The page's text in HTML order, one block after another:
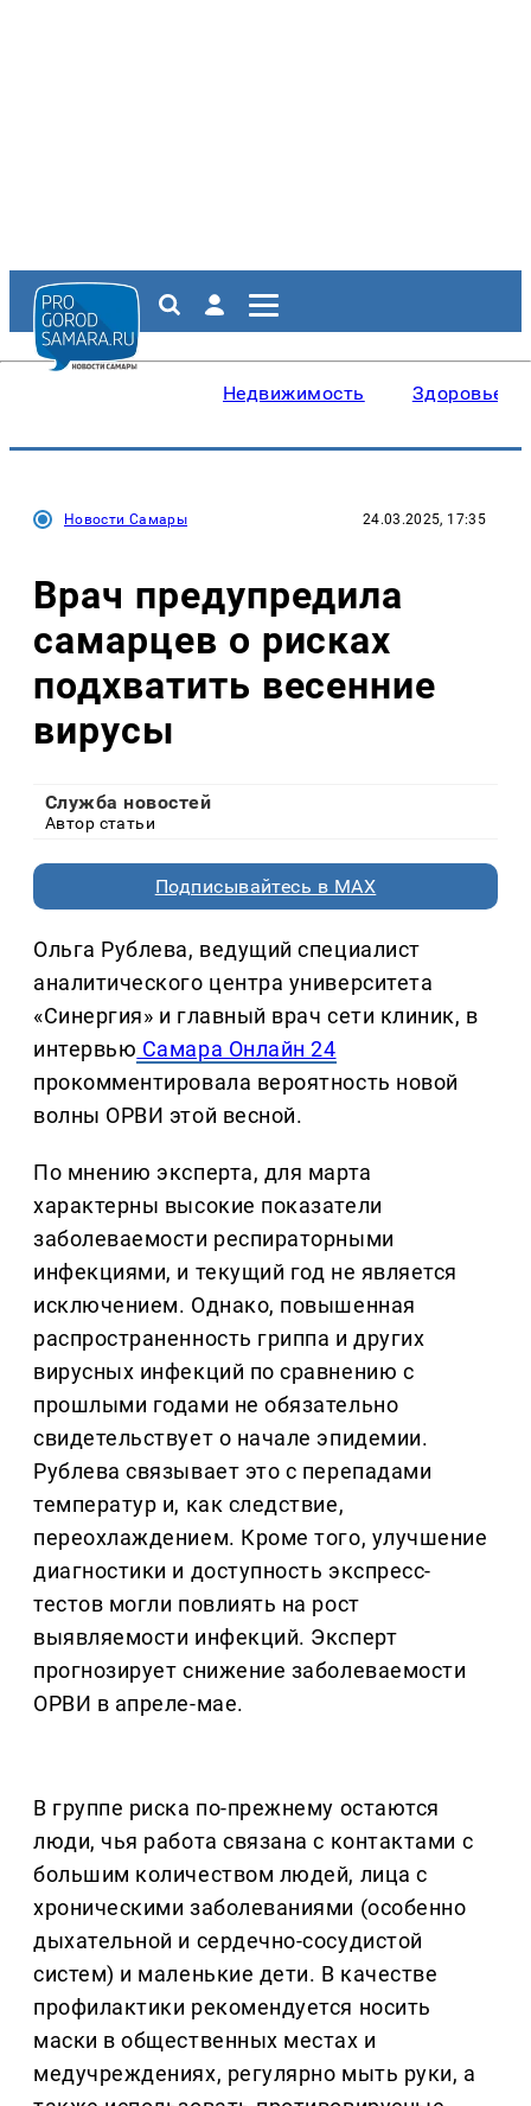
Недвижимость Здоровье
Новости Самары 24.03.2025, 17:35
Врач предупредила
самарцев о рисках
подхватить весенние
вирусы
Служба новостей
Автор статьи
Подписывайтесь в MAX
Ольга Рублева, ведущий специалист
аналитического центра университета
«Синергия» и главный врач сети клиник, в
интервью Самара Онлайн 24
прокомментировала вероятность новой
волны ОРВИ этой весной.
По мнению эксперта, для марта
характерны высокие показатели
заболеваемости респираторными
инфекциями, и текущий год не является
исключением. Однако, повышенная
распространенность гриппа и других
вирусных инфекций по сравнению с
прошлыми годами не обязательно
свидетельствует о начале эпидемии.
Рублева связывает это с перепадами
температур и, как следствие,
переохлаждением. Кроме того, улучшение
диагностики и доступность экспресс-
тестов могли повлиять на рост
выявляемости инфекций. Эксперт
прогнозирует снижение заболеваемости
ОРВИ в апреле-мае.
В группе риска по-прежнему остаются
люди, чья работа связана с контактами с
большим количеством людей, лица с
хроническими заболеваниями (особенно
дыхательной и сердечно-сосудистой
систем) и маленькие дети. В качестве
профилактики рекомендуется носить
маски в общественных местах и
медучреждениях, регулярно мыть руки, а